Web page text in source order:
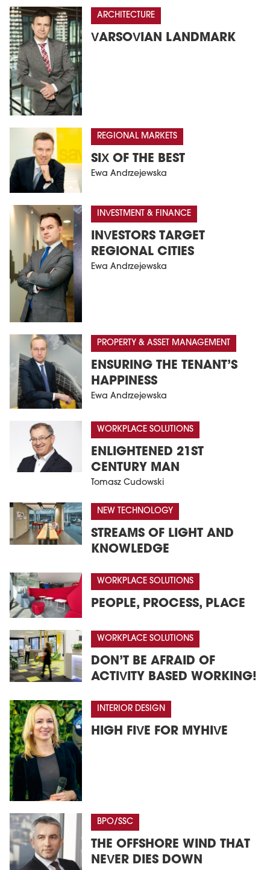
ARCHITECTURE
VARSOVIAN LANDMARK
REGIONAL MARKETS
SIX OF THE BEST
Ewa Andrzejewska
INVESTMENT & FINANCE
INVESTORS TARGET
REGIONAL CITIES
Ewa Andrzejewska
PROPERTY & ASSET MANAGEMENT
ENSURING THE TENANT’S
HAPPINESS
Ewa Andrzejewska
WORKPLACE SOLUTIONS
ENLIGHTENED 21ST
CENTURY MAN
Tomasz Cudowski
NEW TECHNOLOGY
STREAMS OF LIGHT AND
KNOWLEDGE
WORKPLACE SOLUTIONS
PEOPLE, PROCESS, PLACE
WORKPLACE SOLUTIONS
DON’T BE AFRAID OF
ACTIVITY BASED WORKING!
INTERIOR DESIGN
HIGH FIVE FOR MYHIVE
BPO/SSC
THE OFFSHORE WIND THAT
NEVER DIES DOWN